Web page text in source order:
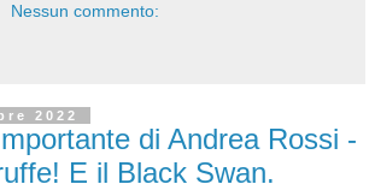
Nessun commento:
2022
di Andrea Rossi -
E il Black Swan.